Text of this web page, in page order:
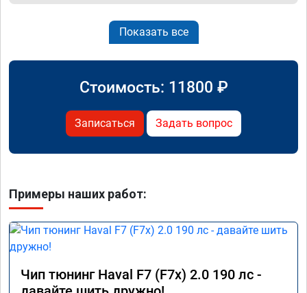
Показать все
Стоимость: 11800 ₽
Записаться Задать вопрос
Примеры наших работ:
Чип тюнинг Haval F7 (F7x) 2.0 190 лс -